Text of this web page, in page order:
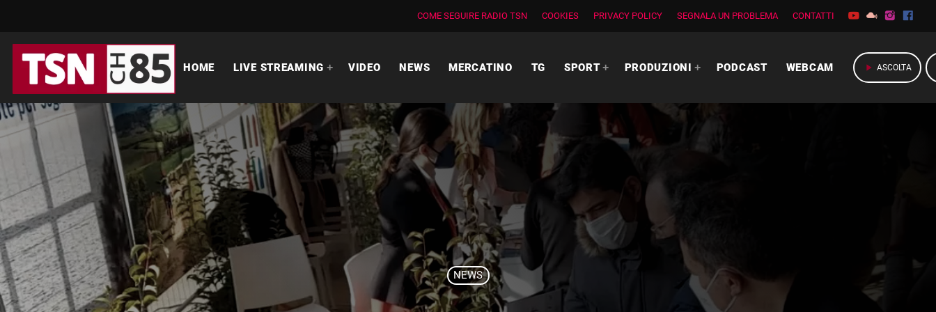
COME SEGUIRE RADIO TSN COOKIES PRIVACY POLICY SEGNALA UN PROBLEMA CONTATTI
HOME LIVE STREAMING VIDEO NEWS MERCATINO TG SPORT PRODUZIONI PODCAST WEBCAM play_arrow ASCOLTA
NEWS